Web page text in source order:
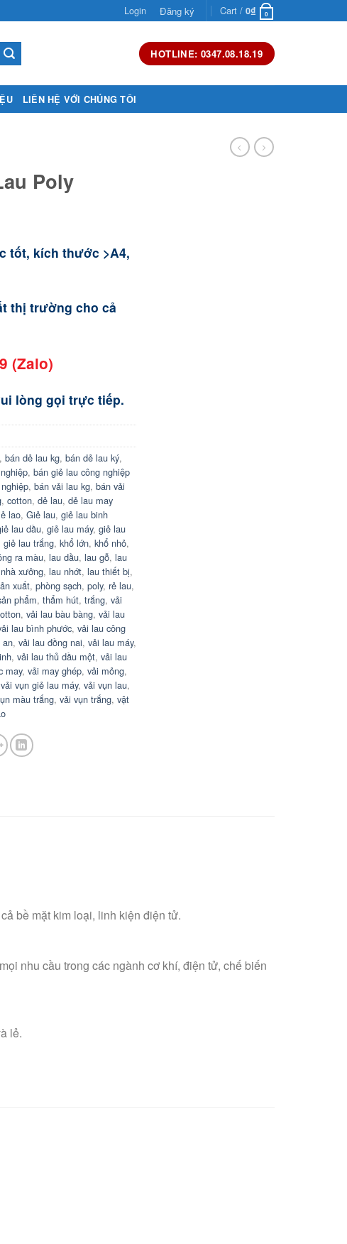
Login Đăng ký Cart / 0₫ 0
HOTLINE: 0347.08.18.19
LIÊN HỆ VỚI CHÚNG TÔI
Poly
tốt, kích thước >A4,
thị trường cho cả
(Zalo)
lòng gọi trực tiếp.
, bán dẻ lau kg, bán dẻ lau ký,
, bán giẻ lau công nghiệp
, bán vải lau kg, bán vải
, cotton, dẻ lau, dẻ lau may
lao, Giẻ lau, giẻ lau binh
lau dầu, giẻ lau máy, giẻ lau
giẻ lau trắng, khổ lớn, khổ nhỏ,
ra màu, lau dầu, lau gỗ, lau
xưởng, lau nhớt, lau thiết bị,
xuất, phòng sạch, poly, rẻ lau,
phẩm, thẩm hút, trắng, vải
, vải lau bàu bàng, vải lau
lau bình phước, vải lau công
an, vải lau đồng nai, vải lau máy,
, vải lau thủ dầu một, vải lau
may, vải may ghép, vải mỏng,
vải vụn giẻ lau máy, vải vụn lau,
màu trắng, vải vụn trắng, vật
bề mặt kim loại, linh kiện điện tử.
nhu cầu trong các ngành cơ khí, điện tử, chế biến
lẻ.